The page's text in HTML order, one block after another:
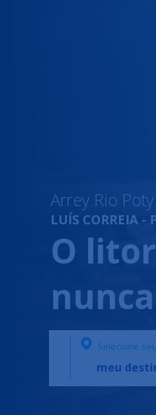
Selecione
Arrey Rio
LUÍS CORREIA -
O